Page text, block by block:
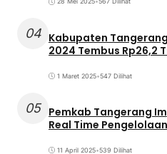
04 Kabupaten
2024 Tembus Rp26,2
1 Maret 2025•547 Dilihat
05 Pemkab Tangerang
Real Time
11 April 2025•539 Dilihat